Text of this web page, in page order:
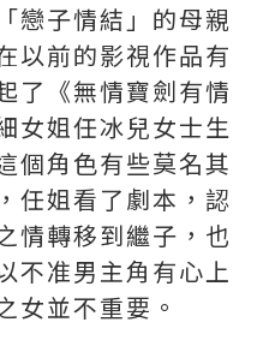
戀子情結」的母親
以前的影視作品有
了《無情寶劍有情
女姐任冰兒女士生
個角色有些莫名其
任姐看了劇本，認
情轉移到繼子，也
不准男主角有心上
女並不重要。